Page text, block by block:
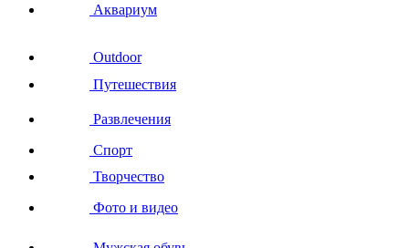
Аквариум
Outdoor
Путешествия
Развлечения
Спорт
Творчество
Фото и видео